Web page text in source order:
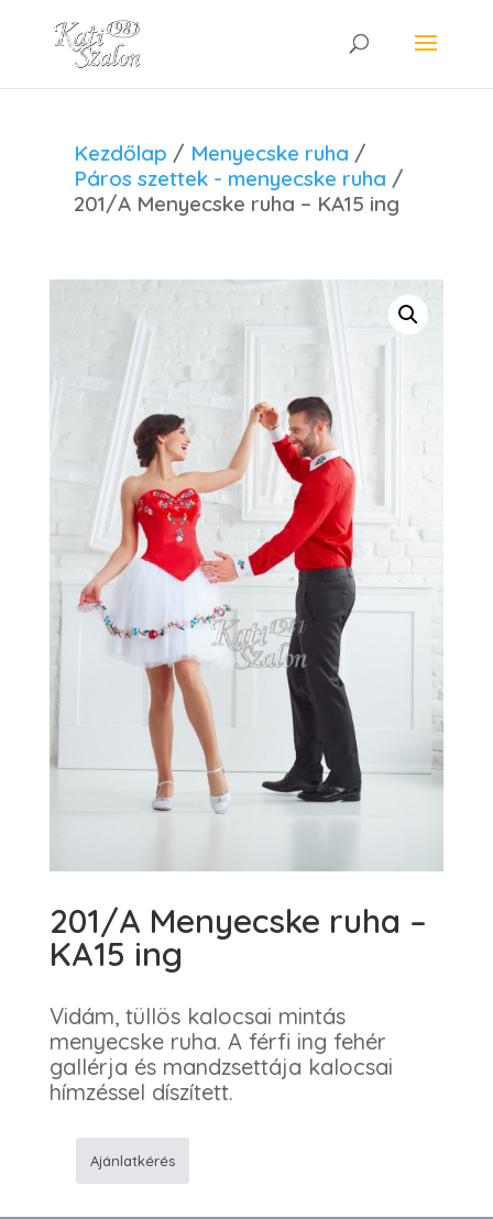
Kezdőlap / Menyecske ruha /
Páros szettek - menyecske ruha /
201/A Menyecske ruha – KA15 ing
201/A Menyecske ruha –
KA15 ing
Vidám, tüllös kalocsai mintás
menyecske ruha. A férfi ing fehér
gallérja és mandzsettája kalocsai
hímzéssel díszített.
Ajánlatkérés